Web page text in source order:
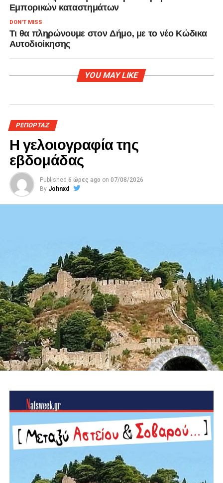
Εμπορικών καταστημάτων
DON'T MISS
Τι θα πληρώνουμε στον Δήμο, με το νέο Κώδικα
Αυτοδιοίκησης
YOU MAY LIKE
ΡΕΠΟΡΤΑΖ
Η γελοιογραφία της
εβδομάδας
Published 6 ώρες ago on 07/08/2026
By Johnxd